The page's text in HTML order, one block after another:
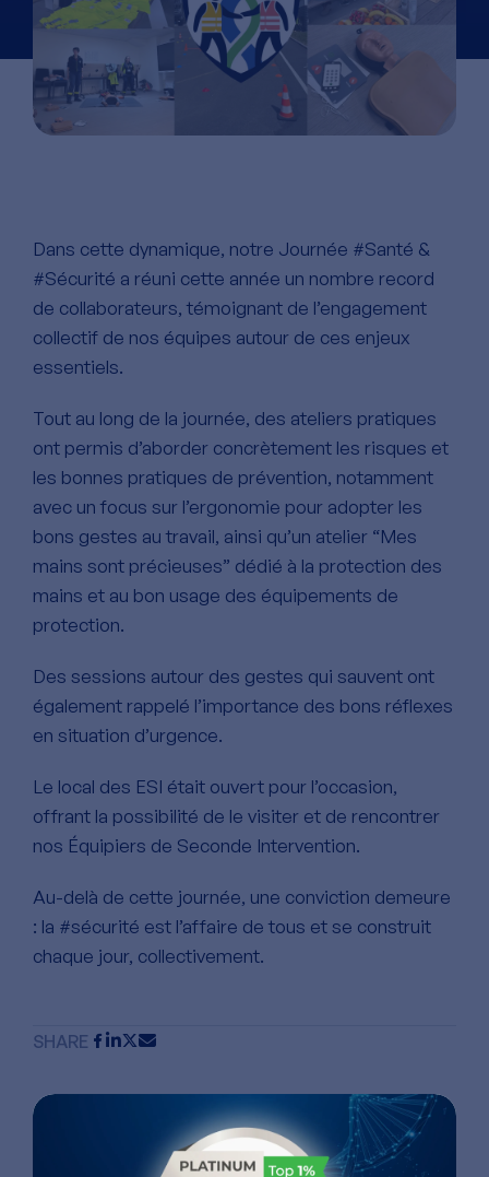
Dans cette dynamique, notre Journée #Santé &
#Sécurité a réuni cette année un nombre record
de collaborateurs, témoignant de l’engagement
collectif de nos équipes autour de ces enjeux
essentiels.
Tout au long de la journée, des ateliers pratiques
ont permis d’aborder concrètement les risques et
les bonnes pratiques de prévention, notamment
avec un focus sur l’ergonomie pour adopter les
bons gestes au travail, ainsi qu’un atelier “Mes
mains sont précieuses” dédié à la protection des
mains et au bon usage des équipements de
protection.
Des sessions autour des gestes qui sauvent ont
également rappelé l’importance des bons réflexes
en situation d’urgence.
Le local des ESI était ouvert pour l’occasion,
offrant la possibilité de le visiter et de rencontrer
nos Équipiers de Seconde Intervention.
Au-delà de cette journée, une conviction demeure
: la #sécurité est l’affaire de tous et se construit
chaque jour, collectivement.
SHARE